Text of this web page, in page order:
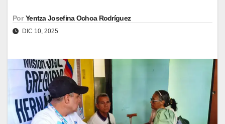
Por Yentza Josefina Ochoa Rodríguez
DIC 10, 2025